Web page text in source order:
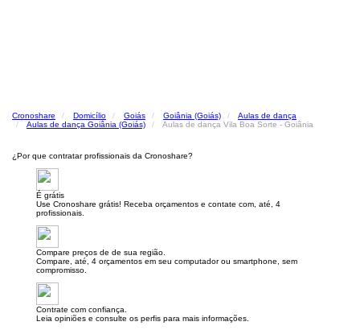
Cronoshare Domicílio Goiás Goiânia (Goiás)
Aulas de dança
Aulas de dança Goiânia (Goiás)
Aulas de dança Vila Boa Sorte - Goiânia
¿Por que contratar profissionais da Cronoshare?
É grátis
Use Cronoshare grátis! Receba orçamentos e contate com, até, 4
profissionais.
Compare preços de de sua região.
Compare, até, 4 orçamentos em seu computador ou smartphone, sem
compromisso.
Contrate com confiança.
Leia opiniões e consulte os perfis para mais informações.